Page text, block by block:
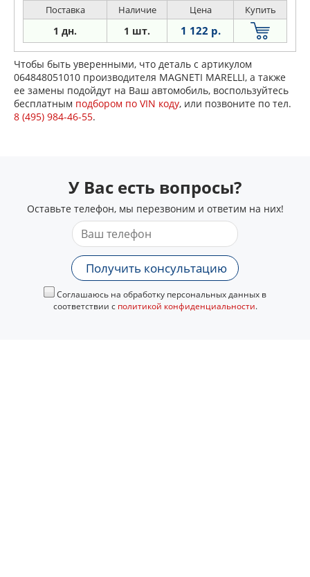
Поставка Наличие Цена Купить
1 дн. 1 шт. 1 122 р.
Чтобы быть уверенными, что деталь с артикулом
064848051010 производителя MAGNETI MARELLI, а также
ее замены подойдут на Ваш автомобиль, воспользуйтесь
бесплатным подбором по VIN коду, или позвоните по тел.
8 (495) 984-46-55.
У Вас есть вопросы?
Оставьте телефон, мы перезвоним и ответим на них!
Получить консультацию
Соглашаюсь на обработку персональных данных в
соответствии с политикой конфиденциальности.